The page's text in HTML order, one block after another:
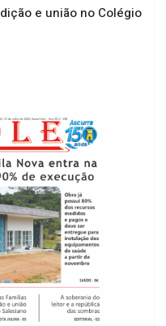
e união no Colégio